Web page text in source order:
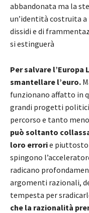
abbandonata ma la
un’identità costruita
dissidi e di
si estinguerà
Per salvare l’Europa
smantellare l’euro.
funzionano affatto in
grandi progetti
percorso e tanto
può soltanto
loro errorie piuttosto
spingono
radicano
argomenti razionali,
tempesta per
che la razionalità